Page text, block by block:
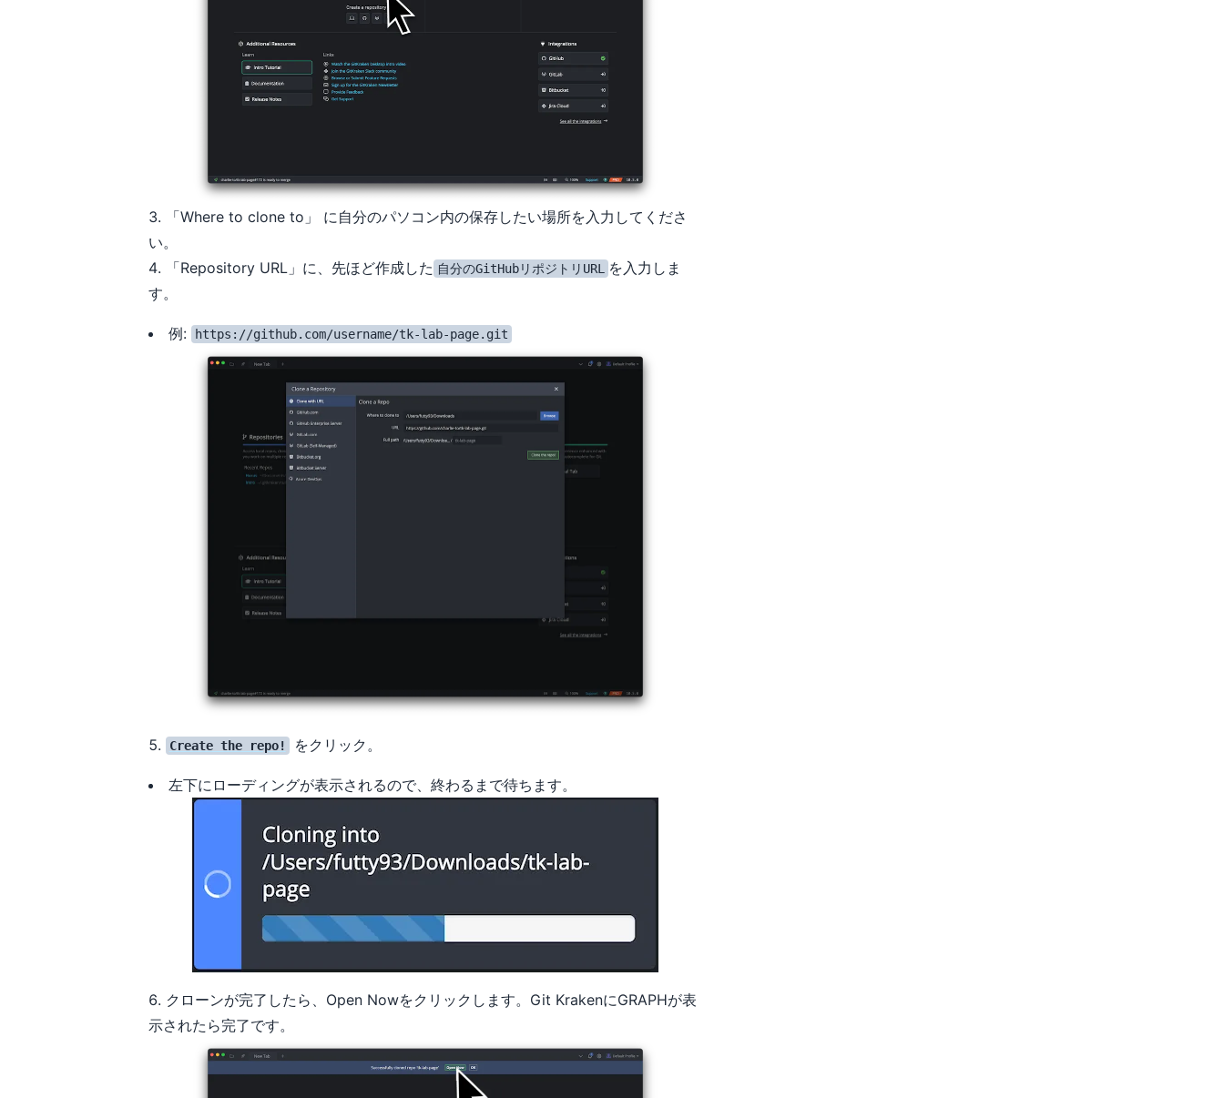
「Where to clone to」 に自分のパソコン内の保存したい場所を入力してくださ
い。
「Repository URL」に、先ほど作成した 自分のGitHubリポジトリURL を入力しま
す。
例: https://github.com/username/tk-lab-page.git
Create the repo! をクリック。
左下にローディングが表示されるので、終わるまで待ちます。
クローンが完了したら、Open Nowをクリックします。Git KrakenにGRAPHが表
示されたら完了です。